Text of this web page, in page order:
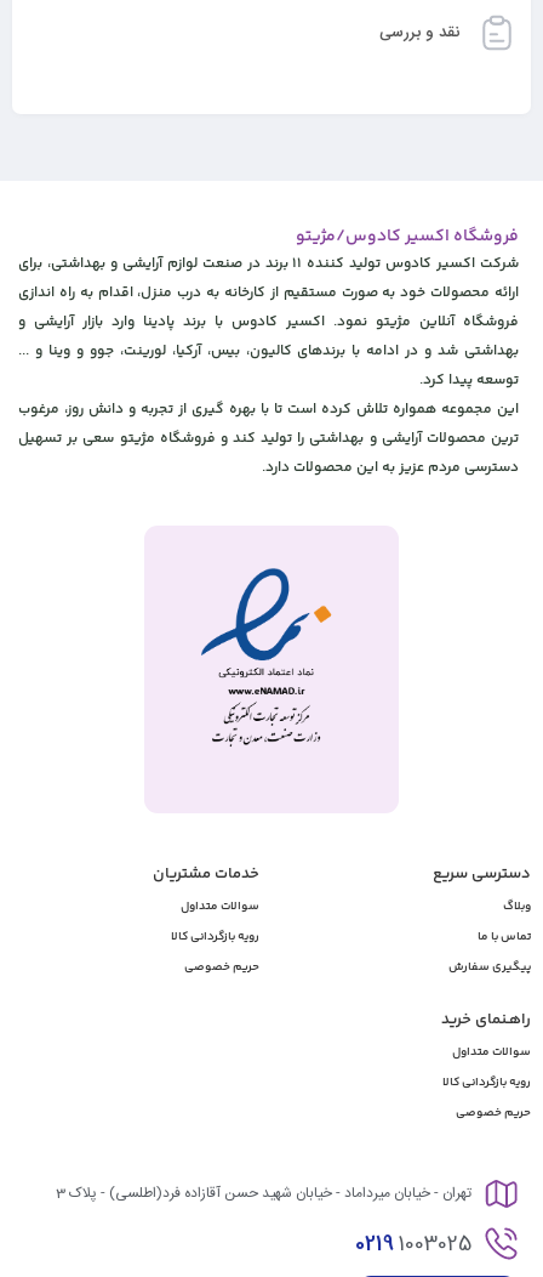
نقد و بررسی
فروشگاه اکسیر کادوس/مژیتو
شرکت اکسیر کادوس تولید کننده 11 برند در صنعت لوازم آرایشی و بهداشتی، برای
ارائه محصولات خود به صورت مستقیم از کارخانه به درب منزل، اقدام به راه اندازی
فروشگاه آنلاین مژیتو نمود. اکسیر کادوس با برند پادینا وارد بازار آرایشی و
بهداشتی شد و در ادامه با برندهای کالیون، بیس، آرکیا، لورینت، جوو و وینا و ...
توسعه پیدا کرد.
این مجموعه همواره تلاش کرده است تا با بهره گیری از تجربه و دانش روز، مرغوب
ترین محصولات آرایشی و بهداشتی را تولید کند و فروشگاه مژیتو سعی بر تسهیل
دسترسی مردم عزیز به این محصولات دارد.
دسترسی سریع
وبلاگ
تماس با ما
پیگیری سفارش
خدمات مشتریان
سوالات متداول
رویه بازگردانی کالا
حریم خصوصی
راهـنمای خرید
سوالات متداول
رویه بازگردانی کالا
حریم خصوصی
تهران - خیابان میرداماد - خیابان شهید حسن آقازاده فرد(اطلسی) - پلاک 3
02191003025